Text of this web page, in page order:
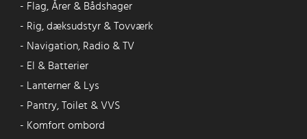
- Flag, Årer & Bådshager
- Rig, dæksudstyr & Tovværk
- Navigation, Radio & TV
- El & Batterier
- Lanterner & Lys
- Pantry, Toilet & VVS
- Komfort ombord